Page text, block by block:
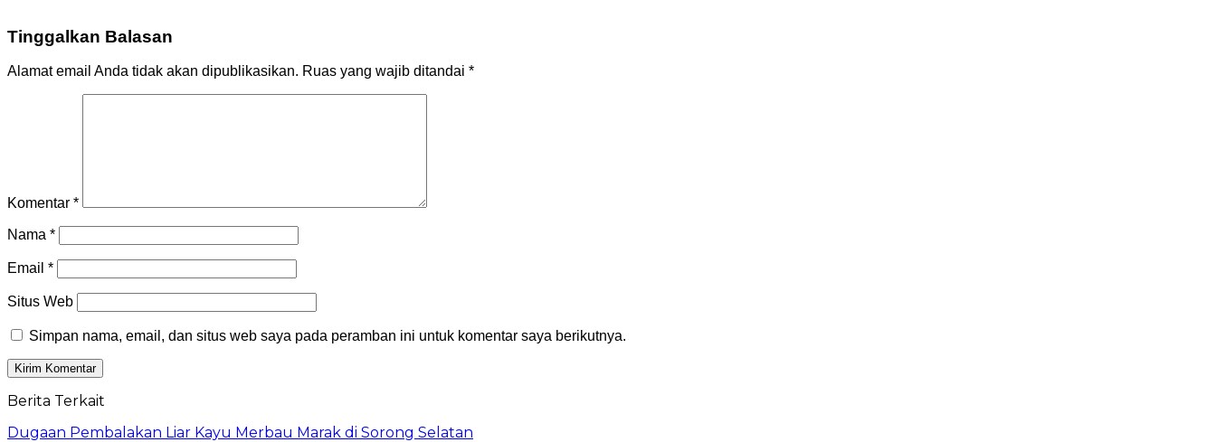
Tinggalkan Balasan
Alamat email Anda tidak akan dipublikasikan. Ruas yang wajib ditandai *
Komentar *
Nama *
Email *
Situs Web
Simpan nama, email, dan situs web saya pada peramban ini untuk komentar saya berikutnya.
Berita Terkait
Dugaan Pembalakan Liar Kayu Merbau Marak di Sorong Selatan